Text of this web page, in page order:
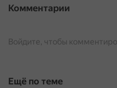
Комментарии
Войдите, чтобы
Ещё по теме